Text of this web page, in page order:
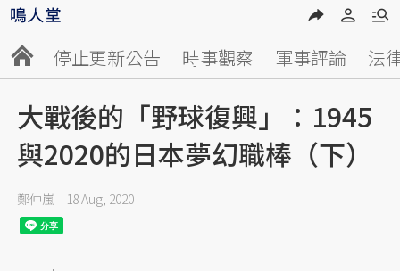
停止更新公告 時事觀察 軍事評論 法
大戰後的「野球復興」：1945
與2020的日本夢幻職棒（下）
鄭仲嵐 18 Aug, 2020